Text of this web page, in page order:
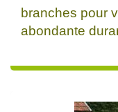
branches pour
abondante